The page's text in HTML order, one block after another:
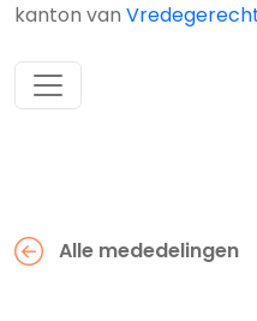
kanton van
Alle mededelingen